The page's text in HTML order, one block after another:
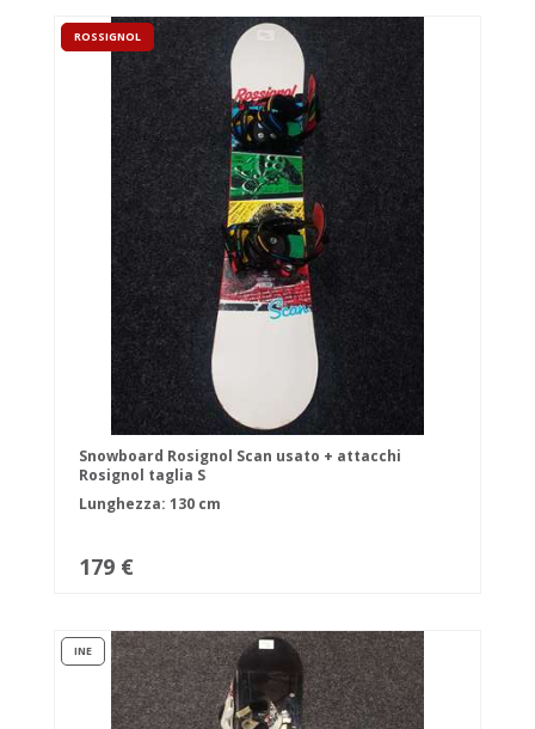
ROSSIGNOL
Snowboard Rosignol Scan usato + attacchi
Rosignol taglia S
Lunghezza: 130 cm
179 €
INE